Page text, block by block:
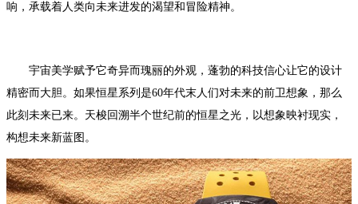
响，承载着人类向未来进发的渴望和冒险精神。
宇宙美学赋予它奇异而瑰丽的外观，蓬勃的科技信心让它的设计
精密而大胆。如果恒星系列是60年代末人们对未来的前卫想象，那么
此刻未来已来。天梭回溯半个世纪前的恒星之光，以想象映衬现实，
构想未来新蓝图。